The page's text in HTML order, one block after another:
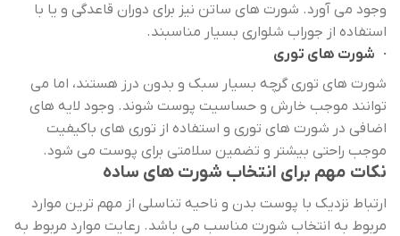
وجود می آورد. شورت های ساتن نیز برای دوران قاعدگی و یا با
استفاده از جوراب شلواری بسیار مناسبند.
· شورت های توری
شورت های توری گرچه بسیار سبک و بدون درز هستند، اما می
توانند موجب خارش و حساسیت پوست شوند. وجود لایه های
اضافی در شورت های توری و استفاده از توری های باکیفیت
موجب راحتی بیشتر و تضمین سلامتی برای پوست می شود.
نکات مهم برای انتخاب شورت های ساده
ارتباط نزدیک با پوست بدن و ناحیه تناسلی از مهم ترین موارد
مربوط به انتخاب شورت مناسب می باشد. رعایت موارد مربوط به